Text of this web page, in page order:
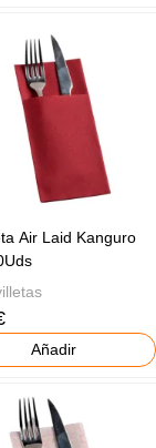
Air Laid Kanguro
Añadir